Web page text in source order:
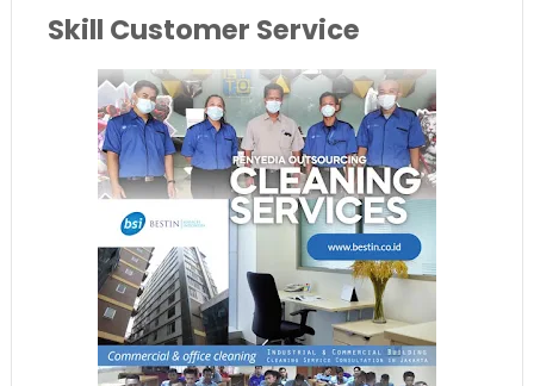
Skill Customer Service